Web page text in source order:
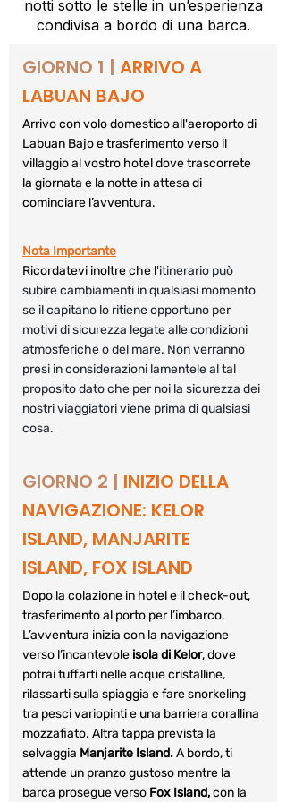
mantenete sempre una distanza di
sicurezza. Cercate di non
ed educazione.
notti sotto le stelle in un’esperienza
condivisa a bordo di una barca.
GIORNO 1 | ARRIVO A
LABUAN BAJO
Arrivo con volo domestico all'aeroporto di
Labuan Bajo e trasferimento verso il
villaggio al vostro hotel dove trascorrete
la giornata e la notte in attesa di
cominciare l’avventura.
Nota Importante
Ricordatevi inoltre che l'itinerario può
subire cambiamenti in qualsiasi momento
se il capitano lo ritiene opportuno per
motivi di sicurezza legate alle condizioni
atmosferiche o del mare. Non verranno
presi in considerazioni lamentele al tal
proposito dato che per noi la sicurezza dei
nostri viaggiatori viene prima di qualsiasi
cosa.
GIORNO 2 | INIZIO DELLA
NAVIGAZIONE: KELOR
ISLAND, MANJARITE
ISLAND, FOX ISLAND
Dopo la colazione in hotel e il check-out,
trasferimento al porto per l’imbarco.
L’avventura inizia con la navigazione
verso l’incantevole isola di Kelor, dove
potrai tuffarti nelle acque cristalline,
rilassarti sulla spiaggia e fare snorkeling
tra pesci variopinti e una barriera corallina
mozzafiato. Altra tappa prevista la
selvaggia Manjarite Island. A bordo, ti
attende un pranzo gustoso mentre la
barca prosegue verso Fox Island, con la